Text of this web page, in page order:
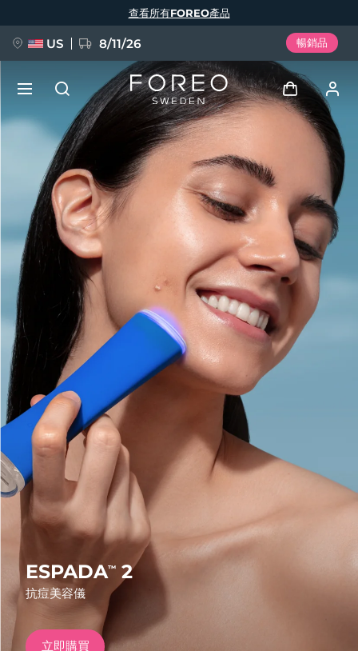
ESPADA™ 2
抗痘美容儀
立即購買
查看所有FOREO產品
US 8/11/26 暢銷品
登入
用戶信息
我的設備
我的訂單
我的地址
我的訂閱
新品
FAQ™ Pure Beauty-Tech Elixir
BREAKING NEWS
issa™ Teeth Whitening Set
FAQ™ Dual LED Panel
熱門產品
特別優惠
語言
English Deutsch
Español
Français
Português
Polski
Русский
Türkçe
简体中文 繁體中文
發貨國家
美國 預計送達日期
英國 預計送達日期
西班牙 8/10/26
澳洲 預計送達日期
德國
加拿大